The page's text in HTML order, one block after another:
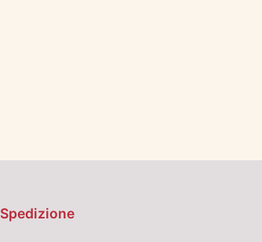
Spedizione